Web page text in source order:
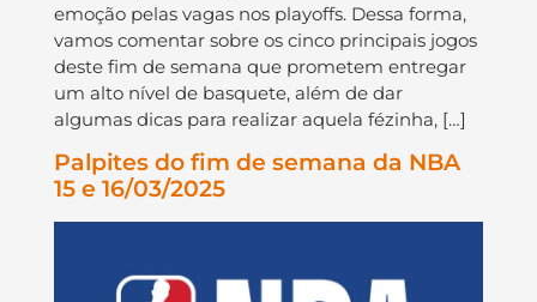
emoção pelas vagas nos playoffs. Dessa forma,
vamos comentar sobre os cinco principais jogos
deste fim de semana que prometem entregar
um alto nível de basquete, além de dar
algumas dicas para realizar aquela fézinha, […]
Palpites do fim de semana da NBA
15 e 16/03/2025